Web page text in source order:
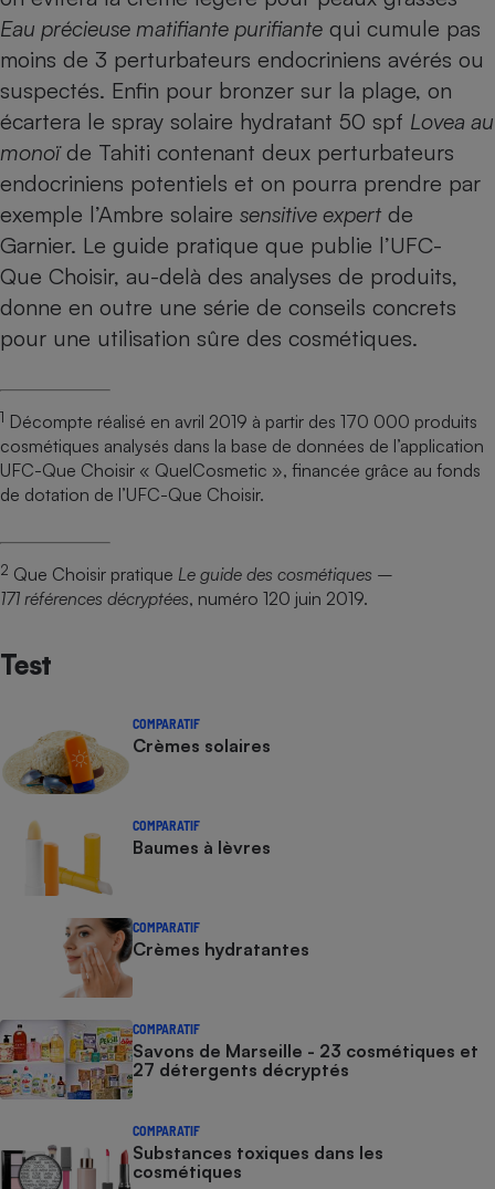
Eau précieuse matifiante purifiante qui cumule pas
moins de 3 perturbateurs endocriniens avérés ou
suspectés. Enfin pour bronzer sur la plage, on
écartera le spray solaire hydratant 50 spf Lovea au
monoïde Tahiti contenant deux perturbateurs
endocriniens potentiels et on pourra prendre par
exemple l’Ambre solaire sensitive expert de
Garnier. Le guide pratique que publie l’UFC-
Que Choisir, au-delà des analyses de produits,
donne en outre une série de conseils concrets
pour une utilisation sûre des cosmétiques.
1 Décompte réalisé en avril 2019 à partir des 170 000 produits
cosmétiques analysés dans la base de données de l’application
UFC-Que Choisir « QuelCosmetic », financée grâce au fonds
de dotation de l’UFC-Que Choisir.
2 Que Choisir pratique Le guide des cosmétiques –
171 références décryptées, numéro 120 juin 2019.
Test
COMPARATIF
Crèmes solaires
COMPARATIF
Baumes à lèvres
COMPARATIF
Crèmes hydratantes
COMPARATIF
Savons de Marseille - 23 cosmétiques et
27 détergents décryptés
COMPARATIF
Substances toxiques dans les
cosmétiques